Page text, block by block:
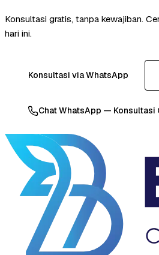
Konsultasi gratis, tanpa kewajiban.
hari ini.
Konsultasi via WhatsApp
Chat WhatsApp — Konsultasi